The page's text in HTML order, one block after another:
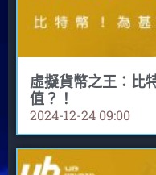
虛擬貨幣之王：比
值？！
2024-12-24 09:00